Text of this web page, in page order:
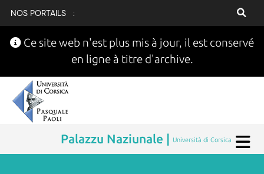
NOS PORTAILS :
Ce site web n'est plus mis à jour, il est conservé
en ligne à titre d'archive.
Palazzu Naziunale | Università di Corsica